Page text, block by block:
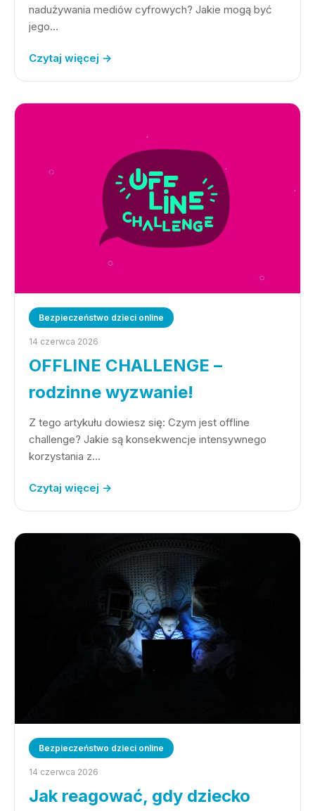
nadużywania mediów cyfrowych? Jakie mogą być
jego…
Czytaj więcej →
Bezpieczeństwo dzieci online
14 czerwca 2026
OFFLINE CHALLENGE –
rodzinne wyzwanie!
Z tego artykułu dowiesz się: Czym jest offline
challenge? Jakie są konsekwencje intensywnego
korzystania z…
Czytaj więcej →
Bezpieczeństwo dzieci online
14 czerwca 2026
Jak reagować, gdy dziecko